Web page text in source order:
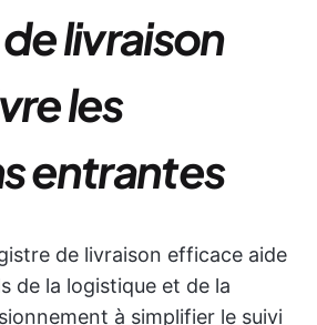
livraison
les
entrantes
de livraison efficace aide
de la logistique et de la
à simplifier le suivi